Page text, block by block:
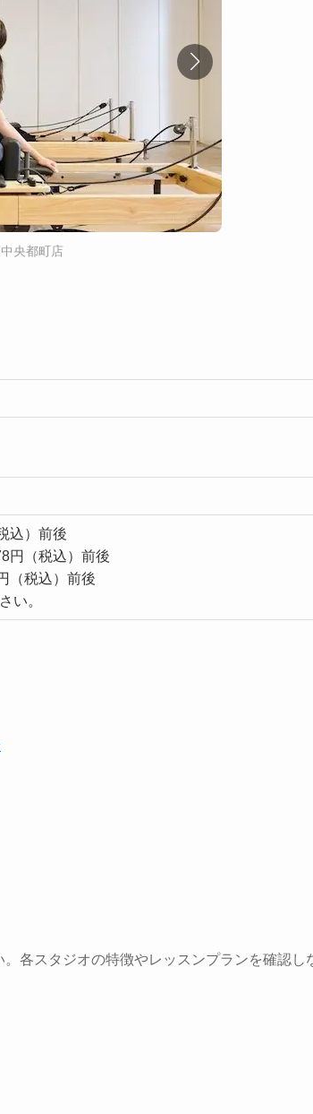
央都町店
込）前後
円（税込）前後
（税込）前後
い。
各スタジオの特徴やレッスンプランを確認し